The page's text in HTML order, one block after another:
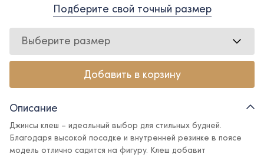
Подберите свой точный размер
Выберите размер
Добавить в корзину
Описание
Джинсы клеш – идеальный выбор для стильных будней.
Благодаря высокой посадке и внутренней резинке в поясе
модель отлично садится на фигуру. Клеш добавит